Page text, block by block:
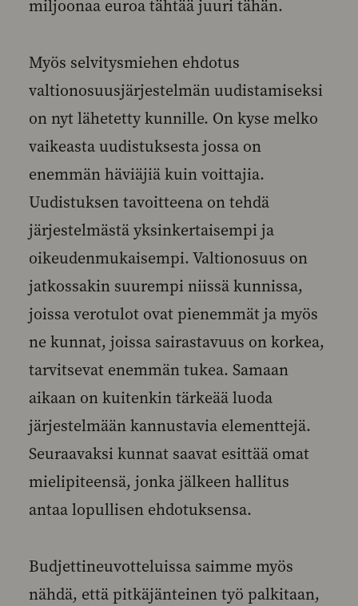
miljoonaa euroa tähtää juuri tähän.
Myös selvitysmiehen ehdotus
valtionosuusjärjestelmän uudistamiseksi
on nyt lähetetty kunnille. On kyse melko
vaikeasta uudistuksesta jossa on
enemmän häviäjiä kuin voittajia.
Uudistuksen tavoitteena on tehdä
järjestelmästä yksinkertaisempi ja
oikeudenmukaisempi. Valtionosuus on
jatkossakin suurempi niissä kunnissa,
joissa verotulot ovat pienemmät ja myös
ne kunnat, joissa sairastavuus on korkea,
tarvitsevat enemmän tukea. Samaan
aikaan on kuitenkin tärkeää luoda
järjestelmään kannustavia elementtejä.
Seuraavaksi kunnat saavat esittää omat
mielipiteensä, jonka jälkeen hallitus
antaa lopullisen ehdotuksensa.
Budjettineuvotteluissa saimme myös
nähdä, että pitkäjänteinen työ palkitaan,